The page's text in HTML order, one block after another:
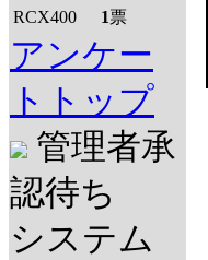
RCX400
1票
アンケー
トトップ
管理者承
認待ち
システム